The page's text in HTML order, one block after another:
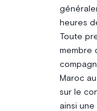
heures
Toute
membre
Maroc
sur le
ainsi